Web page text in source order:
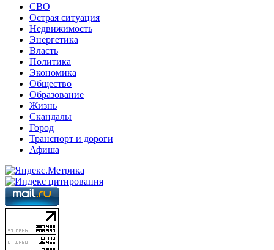
СВО
Острая ситуация
Недвижимость
Энергетика
Власть
Политика
Экономика
Общество
Образование
Жизнь
Скандалы
Город
Транспорт и дороги
Афиша